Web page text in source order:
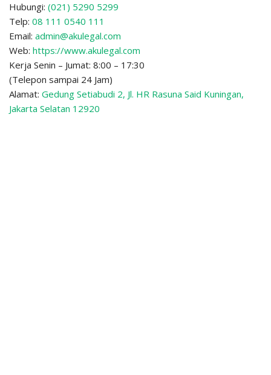
Hubungi: (021) 5290 5299
Telp: 08 111 0540 111
Email: admin@akulegal.com
Web: https://www.akulegal.com
Kerja Senin – Jumat: 8:00 – 17:30
(Telepon sampai 24 Jam)
Alamat: Gedung Setiabudi 2, Jl. HR Rasuna Said Kuningan,
Jakarta Selatan 12920